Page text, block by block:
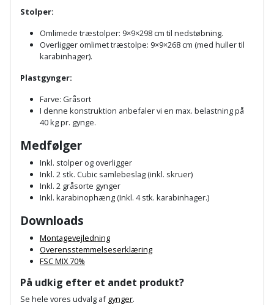
Lofter
Lofttrapper
Murbinder
Murpap
Mursten
Plastlister
Radonsikring
Rumdeler
Sand
og
Kniv
Koben
Kridtsnor
Lærlingesæt
Landmålerstok
Målebånd
Markeringsværktøj
Mejsel
Dykkerpistol
Dyksav
Excentersliber
Excenterslibertilbehør
Flamingoskærer
Flisevibrator
Føringsskinne
Forlængerledning
Fugepistol
Vandpumpe
Vertikalskærer
Vinduesvasker
hus
have
Fuglefoderhus
Garderobe
opbevaring
Gavekort
Grill
Gummibåd
og
kajak
Havemøbler
Havepleje
Stolper:
Omlimede træstolper: 9×9×298 cm til nedstøbning.
Overligger omlimet træstolpe: 9×9×268 cm (med huller til
karabinhager).
Plastgynger:
Farve: Gråsort
I denne konstruktion anbefaler vi en max. belastning på
40 kg pr. gynge.
Medfølger
Inkl. stolper og overligger
Inkl. 2 stk. Cubic samlebeslag (inkl. skruer)
Inkl. 2 gråsorte gynger
Inkl. karabinophæng (Inkl. 4 stk. karabinhager.)
Downloads
Montagevejledning
Overensstemmelseserklæring
FSC MIX 70%
På udkig efter et andet produkt?
Se hele vores udvalg afgynger.